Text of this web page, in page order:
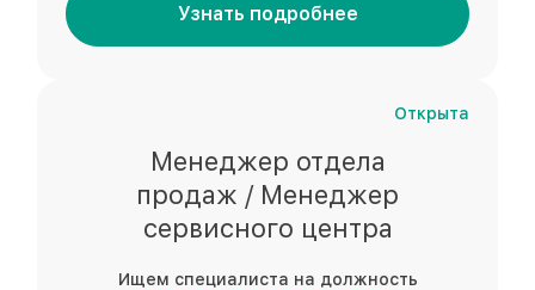
Узнать подробнее
Открыта
Менеджер отдела
продаж / Менеджер
сервисного центра
Ищем специалиста на должность